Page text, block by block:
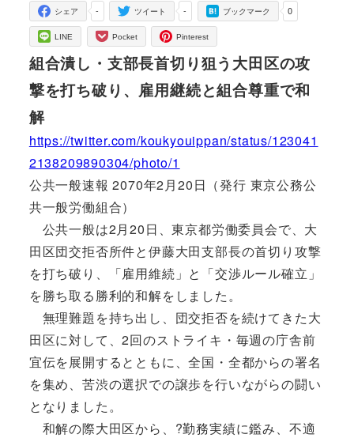
-
シェア -
ツイート 0
ブックマーク
LINE Pocket Pinterest
組合潰し・支部長首切り狙う大田区の攻
撃を打ち破り、雇用継続と組合尊重で和
解
https://twitter.com/koukyouippan/status/123041
2138209890304/photo/1
公共一般速報 2070年2月20日（発行 東京公務公
共一般労働組合）
公共一般は2月20日、東京都労働委員会で、大
田区団交拒否所件と伊藤大田支部長の首切り攻撃
を打ち破り、「雇用維続」と「交渉ルール確立」
を勝ち取る勝利的和解をしました。
無理難題を持ち出し、団交拒否を続けてきた大
田区に対して、2回のストライキ・毎週の庁舎前
宜伝を展開するとともに、全国・全都からの署名
を集め、苦渋の選択での譲歩を行いながらの闘い
となりました。
和解の際大田区から、?勤務実績に鑑み、不適